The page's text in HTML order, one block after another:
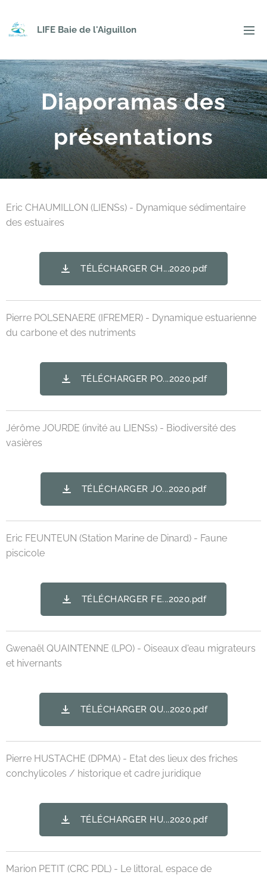
LIFE Baie de l'Aiguillon
Diaporamas des
présentations
Eric CHAUMILLON (LIENSs) - Dynamique sédimentaire
des estuaires
TÉLÉCHARGER CH...2020.pdf
Pierre POLSENAERE (IFREMER) - Dynamique estuarienne
du carbone et des nutriments
TÉLÉCHARGER PO...2020.pdf
Jérôme JOURDE (invité au LIENSs) - Biodiversité des
vasières
TÉLÉCHARGER JO...2020.pdf
Eric FEUNTEUN (Station Marine de Dinard) - Faune
piscicole
TÉLÉCHARGER FE...2020.pdf
Gwenaël QUAINTENNE (LPO) - Oiseaux d'eau migrateurs
et hivernants
TÉLÉCHARGER QU...2020.pdf
Pierre HUSTACHE (DPMA) - Etat des lieux des friches
conchylicoles / historique et cadre juridique
TÉLÉCHARGER HU...2020.pdf
Marion PETIT (CRC PDL) - Le littoral, espace de